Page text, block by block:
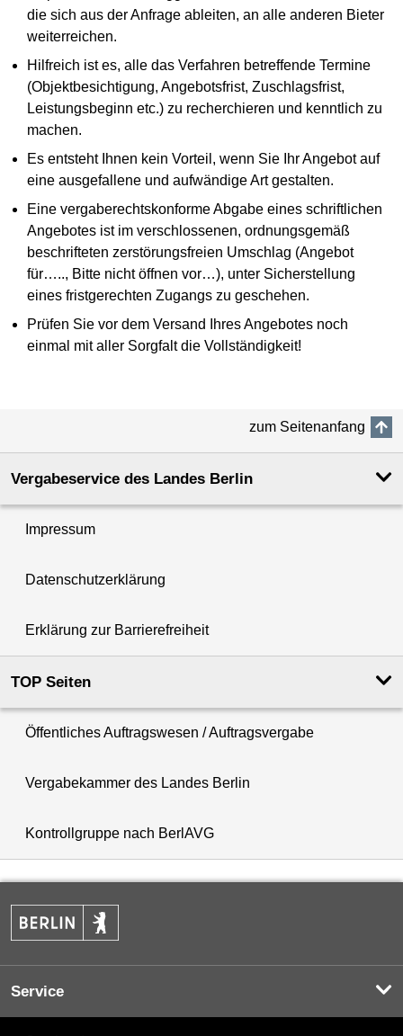
die sich aus der Anfrage ableiten, an alle anderen Bieter
weiterreichen.
Hilfreich ist es, alle das Verfahren betreffende Termine
(Objektbesichtigung, Angebotsfrist, Zuschlagsfrist,
Leistungsbeginn etc.) zu recherchieren und kenntlich zu
machen.
Es entsteht Ihnen kein Vorteil, wenn Sie Ihr Angebot auf
eine ausgefallene und aufwändige Art gestalten.
Eine vergaberechtskonforme Abgabe eines schriftlichen
Angebotes ist im verschlossenen, ordnungsgemäß
beschrifteten zerstörungsfreien Umschlag (Angebot
für….., Bitte nicht öffnen vor…), unter Sicherstellung
eines fristgerechten Zugangs zu geschehen.
Prüfen Sie vor dem Versand Ihres Angebotes noch
einmal mit aller Sorgfalt die Vollständigkeit!
zum Seitenanfang
Vergabeservice des Landes Berlin
Impressum
Datenschutzerklärung
Erklärung zur Barrierefreiheit
TOP Seiten
Öffentliches Auftragswesen ­/ Auftragsvergabe
Vergabekammer des Landes Berlin
Kontrollgruppe nach BerlAVG
Service